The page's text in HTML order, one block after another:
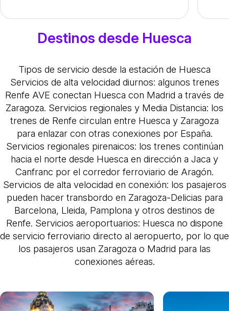
Destinos desde Huesca
Tipos de servicio desde la estación de Huesca
Servicios de alta velocidad diurnos: algunos trenes
Renfe AVE conectan Huesca con Madrid a través de
Zaragoza. Servicios regionales y Media Distancia: los
trenes de Renfe circulan entre Huesca y Zaragoza
para enlazar con otras conexiones por España.
Servicios regionales pirenaicos: los trenes continúan
hacia el norte desde Huesca en dirección a Jaca y
Canfranc por el corredor ferroviario de Aragón.
Servicios de alta velocidad en conexión: los pasajeros
pueden hacer transbordo en Zaragoza-Delicias para
Barcelona, Lleida, Pamplona y otros destinos de
Renfe. Servicios aeroportuarios: Huesca no dispone
de servicio ferroviario directo al aeropuerto, por lo que
los pasajeros usan Zaragoza o Madrid para las
conexiones aéreas.